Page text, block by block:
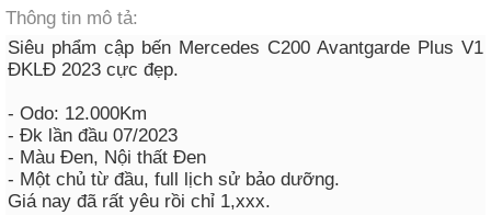
Thông tin mô tả:
Siêu phẩm cập bến Mercedes C200 Avantgarde Plus V1
ĐKLĐ 2023 cực đẹp.
- Odo: 12.000Km
- Đk lần đầu 07/2023
- Màu Đen, Nội thất Đen
- Một chủ từ đầu, full lịch sử bảo dưỡng.
Giá nay đã rất yêu rồi chỉ 1,xxx.